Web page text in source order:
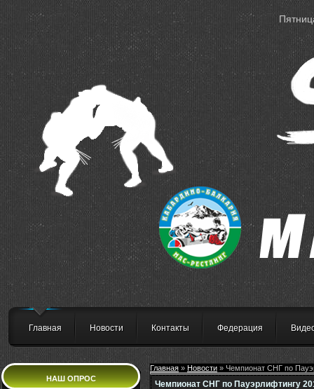
Главная Новости Контакты Федерация
НАШ ОПРОС
Главная » Новости » Чемпионат СНГ по
Чемпионат СНГ по Пауэрлифтингу